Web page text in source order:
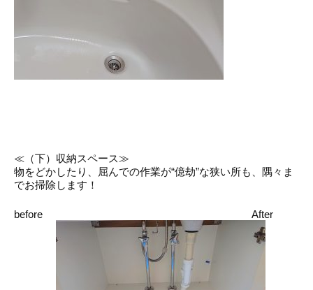
≪（下）収納スペース≫
物をどかしたり、屈んでの作業が“億劫”な狭い所も、隅々ま
でお掃除します！
before After